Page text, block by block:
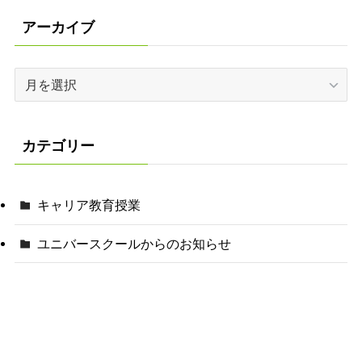
アーカイブ
ブ
カテゴリー
キャリア教育授業
ユニバースクールからのお知らせ